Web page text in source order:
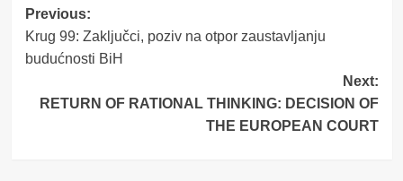
Post
navigation
Previous:
Krug 99: Zaključci, poziv na otpor zaustavljanju
budućnosti BiH
Next:
RETURN OF RATIONAL THINKING: DECISION OF
THE EUROPEAN COURT